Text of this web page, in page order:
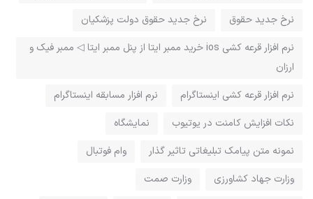
نرخ جدید حقوق
نرخ جدید حقوق دولت پزشکیان
نرم افزار قرعه کشی ios خرید ممبر ایتا از پنل ممبر ایتا ◁ ممبر فیک و
ارزان
نرم افزار قرعه کشی اینستاگرام
نرم افزار مسابقه اینستاگرام
نکات افزایش کامنت در یوتیوب
نمایشگاه
نمونه متن پیامک تبلیغاتی تاثیر گذار
وام فوتبال
وزارت جهاد کشاورزی
وزارت صمت